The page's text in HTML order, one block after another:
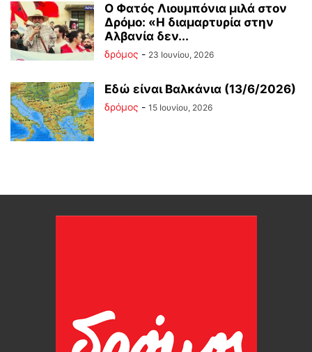
Ο Φατός Λιουμπόνια μιλά στον
Δρόμο: «Η διαμαρτυρία στην
Αλβανία δεν...
δρόμος - 23 Ιουνίου, 2026
Εδώ είναι Βαλκάνια (13/6/2026)
δρόμος - 15 Ιουνίου, 2026